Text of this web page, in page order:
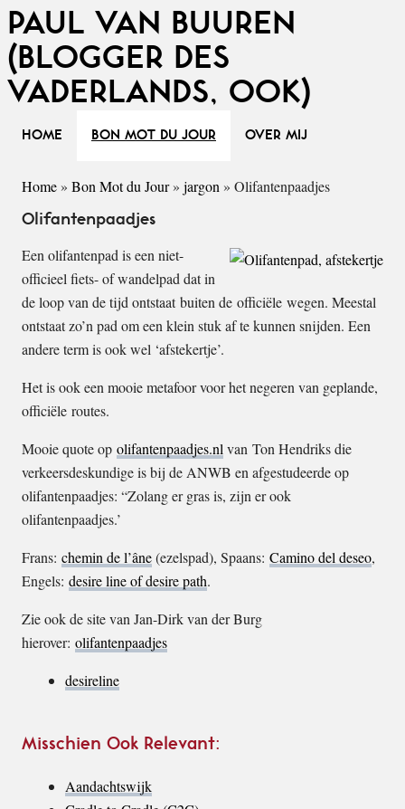
PAUL VAN BUUREN
(BLOGGER DES
VADERLANDS, OOK)
HOME BON MOT DU JOUR OVER MIJ
Home » Bon Mot du Jour» jargon » Olifantenpaadjes
Olifantenpaadjes
Een olifantenpad is een niet-
officieel fiets- of wandelpad dat in
de loop van de tijd ontstaat buiten de officiële wegen. Meestal
ontstaat zo’n pad om een klein stuk af te kunnen snijden. Een
andere term is ook wel ‘afstekertje’.
Het is ook een mooie metafoor voor het negeren van geplande,
officiële routes.
Mooie quote op olifantenpaadjes.nl van Ton Hendriks die
verkeersdeskundige is bij de ANWB en afgestudeerde op
olifantenpaadjes: “Zolang er gras is, zijn er ook
olifantenpaadjes.’
Frans: chemin de l’âne(ezelspad), Spaans: Camino del deseo,
Engels: desire line of desire path.
Zie ook de site van Jan-Dirk van der Burg
hierover: olifantenpaadjes
desireline
Misschien Ook Relevant:
Aandachtswijk